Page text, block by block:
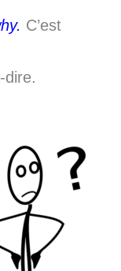
C’est
dire.